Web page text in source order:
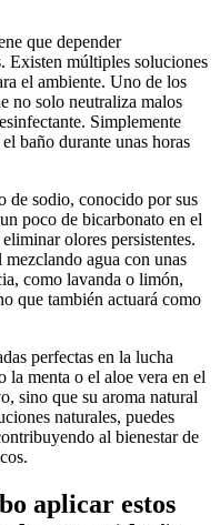
que depender
Existen múltiples soluciones
el ambiente. Uno de los
no solo neutraliza malos
Simplemente
baño durante unas horas
de sodio, conocido por sus
poco de bicarbonato en el
olores persistentes.
agua con unas
como lavanda o limón,
que también actuará como
perfectas en la lucha
la menta o el aloe vera en el
sino que su aroma natural
naturales, puedes
al bienestar de
aplicar estos